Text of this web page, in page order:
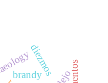
brandy
diezmos